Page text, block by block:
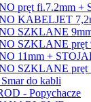
pręt fi.7.2mm +
KABELJET
SZKLANE
SZKLANE pręt
11mm +
SZKLANE pręt
do kabli
- Popychacze